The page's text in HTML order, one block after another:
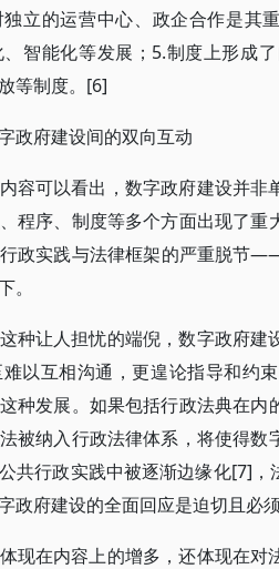
立的运营中心、政企合作是其
智能化等发展；5.制度上形成
等制度。[6]
政府建设间的双向互动
容可以看出，数字政府建设并
程序、制度等多个方面出现了
政实践与法律框架的严重脱节
。
种让人担忧的端倪，数字政府
以互相沟通，更遑论指导和约
种发展。如果包括行政法典在
被纳入行政法律体系，将使得
共行政实践中被逐渐边缘化[7]，
政府建设的全面回应是迫切且必须
现在内容上的增多，还体现在对